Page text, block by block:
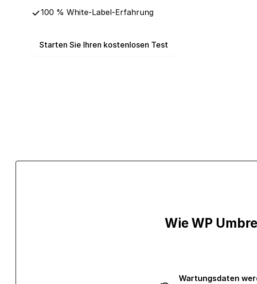
100 % White-Label-Erfahrung
Starten Sie Ihren kostenlosen Test
Wie WP
Wartungsdaten